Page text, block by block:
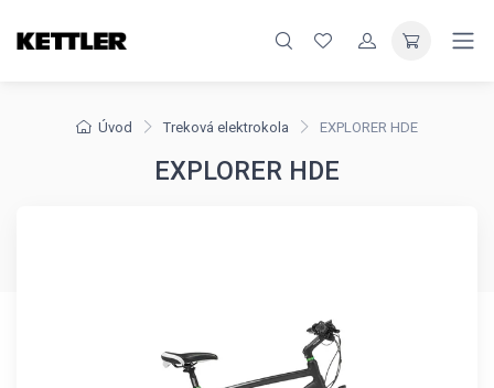
Úvod Treková elektrokola EXPLORER HDE
EXPLORER HDE